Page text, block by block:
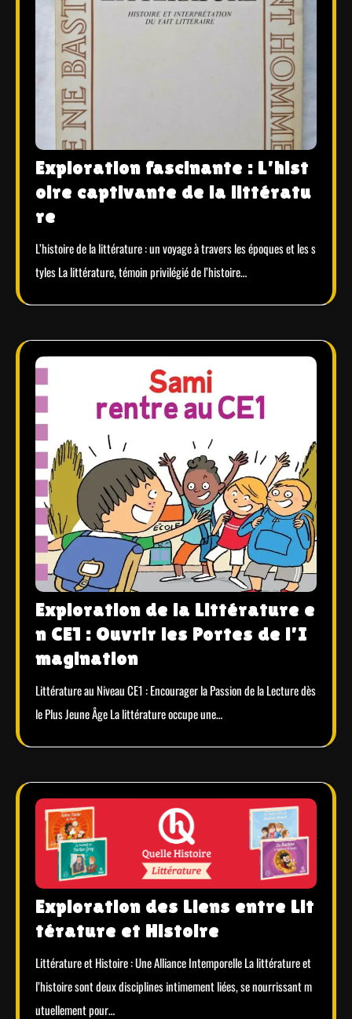
Exploration fascinante : L’hist
oire captivante de la littératu
re
L’histoire de la littérature : un voyage à travers les époques et les s
tyles La littérature, témoin privilégié de l’histoire…
Exploration de la Littérature e
n CE1 : Ouvrir les Portes de l’I
magination
Littérature au Niveau CE1 : Encourager la Passion de la Lecture dès
le Plus Jeune Âge La littérature occupe une…
Exploration des Liens entre Lit
térature et Histoire
Littérature et Histoire : Une Alliance Intemporelle La littérature et
l’histoire sont deux disciplines intimement liées, se nourrissant m
utuellement pour…